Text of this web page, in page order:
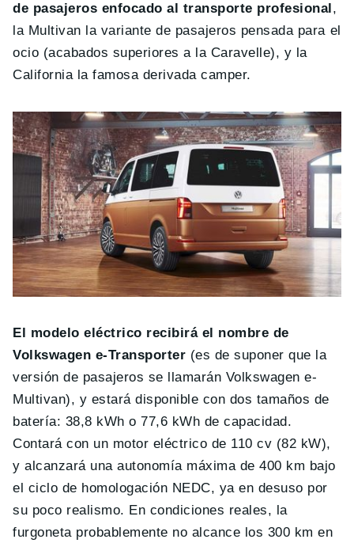
de pasajeros enfocado al transporte profesional ,
la Multivan la variante de pasajeros pensada para el
ocio (acabados superiores a la Caravelle), y la
California la famosa derivada camper.
El modelo eléctrico recibirá el nombre de
Volkswagen e-Transporter (es de suponer que la
versión de pasajeros se llamarán Volkswagen e-
Multivan), y estará disponible con dos tamaños de
batería: 38,8 kWh o 77,6 kWh de capacidad.
Contará con un motor eléctrico de 110 cv (82 kW),
y alcanzará una autonomía máxima de 400 km bajo
el ciclo de homologación NEDC, ya en desuso por
su poco realismo. En condiciones reales, la
furgoneta probablemente no alcance los 300 km en